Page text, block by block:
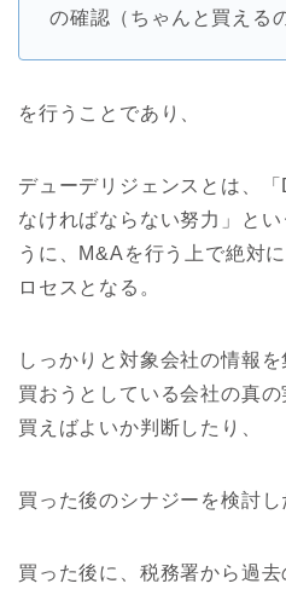
の確認（ちゃんと買える
を行うことであり、
デューデリジェンスとは、
なければならない努力」と
うに、M&Aを行う上で絶対
ロセスとなる。
しっかりと対象会社の情報を
買おうとしている会社の真
買えばよいか判断したり、
買った後のシナジーを検討し
買った後に、税務署から過